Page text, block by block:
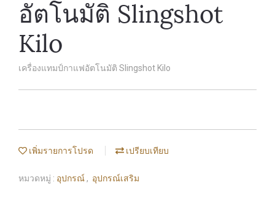
อัตโนมัติ Slingshot
Kilo
เครื่องแทมป์กาแฟอัตโนมัติ Slingshot Kilo
เพิ่มรายการโปรด เปรียบเทียบ
หมวดหมู่ : อุปกรณ์ , อุปกรณ์เสริม